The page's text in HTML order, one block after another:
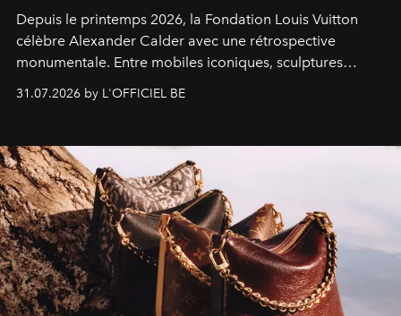
Depuis le printemps 2026, la Fondation Louis Vuitton
célèbre Alexander Calder avec une rétrospective
monumentale. Entre mobiles iconiques, sculptures
monumentales et poésie du mouvement, l'artiste
américain investit les espaces imaginés par Frank Gehry
sculpture.
31.07.2026 by L'OFFICIEL BE